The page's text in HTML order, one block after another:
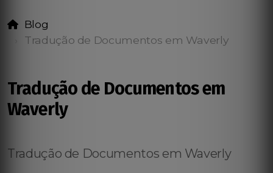
Blog
Tradução de Documentos em Waverly
Tradução de Documentos em
Waverly
Tradução de Documentos em Waverly